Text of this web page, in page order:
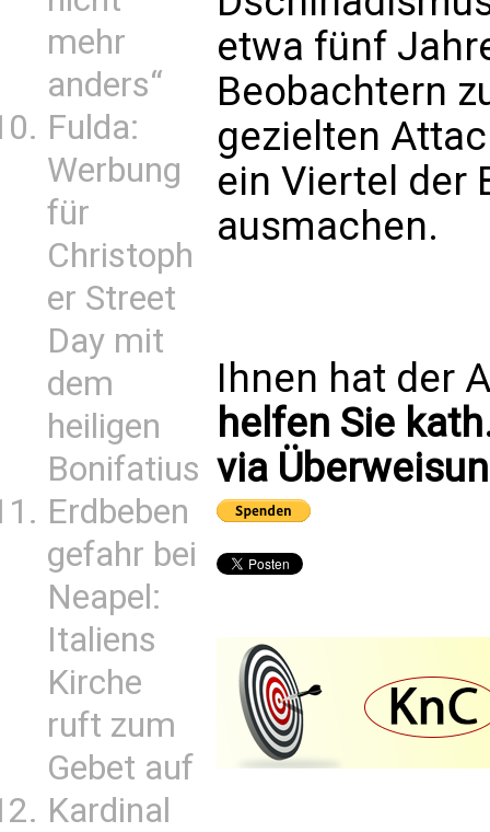
mehr
anders“
Fulda:
Werbung
für
Christoph
er Street
Day mit
dem
heiligen
Bonifatius
Erdbeben
gefahr bei
Neapel:
Italiens
Kirche
ruft zum
Gebet auf
Kardinal
etwa fünf
Beobachtern
gezielten
ein Viertel der
ausmachen.
Ihnen hat der
helfen Sie
via